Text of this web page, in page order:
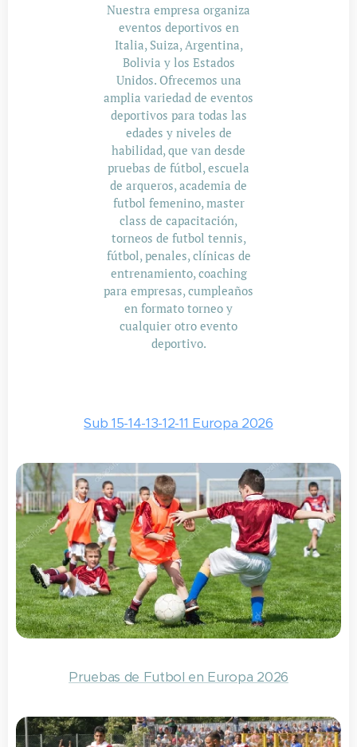
Nuestra empresa organiza
eventos deportivos en
Italia, Suiza, Argentina,
Bolivia y los Estados
Unidos. Ofrecemos una
amplia variedad de eventos
deportivos para todas las
edades y niveles de
habilidad, que van desde
pruebas de fútbol, escuela
de arqueros, academia de
futbol femenino, master
class de capacitación,
torneos de futbol tennis,
fútbol, penales, clínicas de
entrenamiento, coaching
para empresas, cumpleaños
en formato torneo y
cualquier otro evento
deportivo.
Sub 15-14-13-12-11 Europa 2026
Pruebas de Futbol en Europa 2026